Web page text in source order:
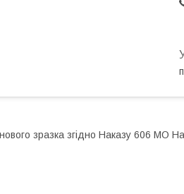
зразка згідно Наказу 606 МО На